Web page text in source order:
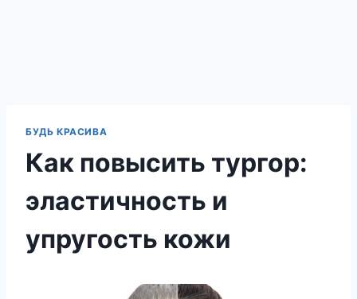
БУДЬ КРАСИВА
Как повысить тургор:
эластичность и
упругость кожи